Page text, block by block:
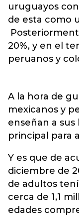
uruguayos
de esta como
20%, y en el
peruanos y
A la hora de
mexicanos y
enseñan a sus
principal para
Y es que de
diciembre de
de adultos
cerca de 1,1
edades